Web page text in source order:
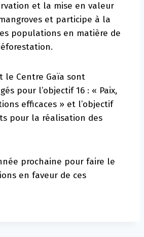
et la mise en valeur
et participe à la
populations en matière de
le Centre Gaïa sont
pour l’objectif 16 : « Paix,
efficaces » et l’objectif
pour la réalisation des
prochaine pour faire le
en faveur de ces